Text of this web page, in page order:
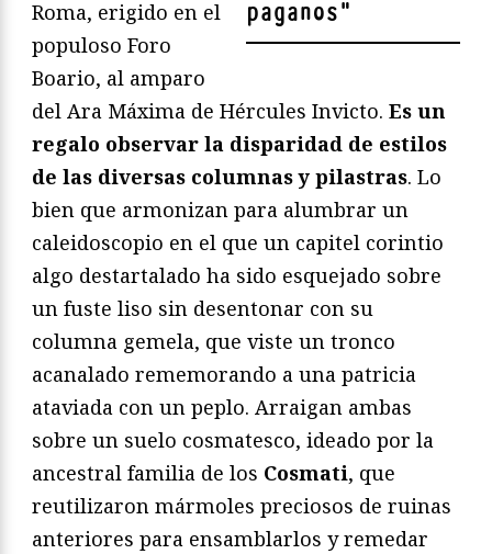
paganos"
Roma, erigido en el
populoso Foro
Boario, al amparo
del Ara Máxima de Hércules Invicto. Es un
regalo observar la disparidad de estilos
de las diversas columnas y pilastras. Lo
bien que armonizan para alumbrar un
caleidoscopio en el que un capitel corintio
algo destartalado ha sido esquejado sobre
un fuste liso sin desentonar con su
columna gemela, que viste un tronco
acanalado rememorando a una patricia
ataviada con un peplo. Arraigan ambas
sobre un suelo cosmatesco, ideado por la
ancestral familia de los Cosmati, que
reutilizaron mármoles preciosos de ruinas
anteriores para ensamblarlos y remedar